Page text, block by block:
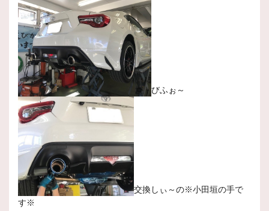
びふぉ～
交換しぃ～の※小田垣の手で
す※